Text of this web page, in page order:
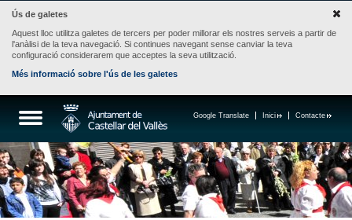
Ús de galetes
Aquest lloc utilitza galetes de tercers per poder millorar els nostres serveis a partir de
l'anàlisi de la teva navegació. Si continues navegant sense canviar la teva
configuració considerarem que acceptes la seva utilització.
Més informació sobre l'ús de les galetes
Contacte
Inici
Google Translate